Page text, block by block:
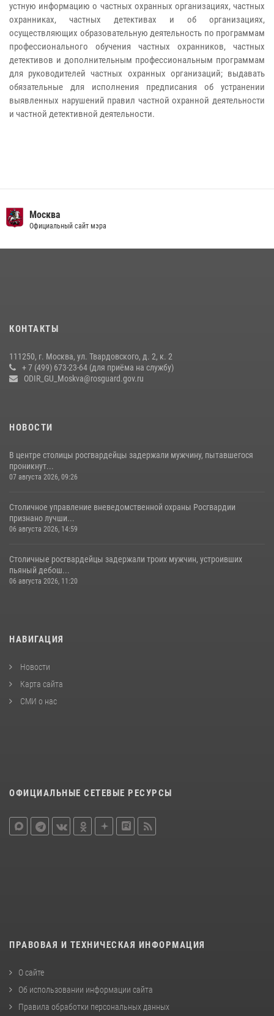
устную информацию о частных охранных организациях, частных
охранниках, частных детективах и об организациях,
осуществляющих образовательную деятельность по программам
профессионального обучения частных охранников, частных
детективов и дополнительным профессиональным программам
для руководителей частных охранных организаций; выдавать
обязательные для исполнения предписания об устранении
выявленных нарушений правил частной охранной деятельности
и частной детективной деятельности.
Москва
Официальный сайт мэра
КОНТАКТЫ
111250, г. Москва, ул. Твардовского, д. 2, к. 2
+ 7 (499) 673-23-64 (для приёма на службу)
ODIR_GU_Moskva@rosguard.gov.ru
НОВОСТИ
В центре столицы росгвардейцы задержали мужчину, пытавшегося
проникнут...
07 августа 2026, 09:26
Столичное управление вневедомственной охраны Росгвардии
признано лучши...
06 августа 2026, 14:59
Столичные росгвардейцы задержали троих мужчин, устроивших
пьяный дебош...
06 августа 2026, 11:20
НАВИГАЦИЯ
Новости
Карта сайта
СМИ о нас
ОФИЦИАЛЬНЫЕ СЕТЕВЫЕ РЕСУРСЫ
ПРАВОВАЯ И ТЕХНИЧЕСКАЯ ИНФОРМАЦИЯ
О сайте
Об использовании информации сайта
Правила обработки персональных данных